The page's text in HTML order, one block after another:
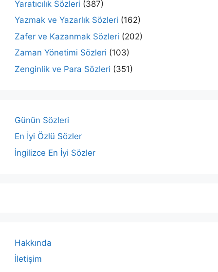
Yaratıcılık Sözleri (387)
Yazmak ve Yazarlık Sözleri (162)
Zafer ve Kazanmak Sözleri (202)
Zaman Yönetimi Sözleri (103)
Zenginlik ve Para Sözleri (351)
Günün Sözleri
En İyi Özlü Sözler
İngilizce En İyi Sözler
Hakkında
İletişim